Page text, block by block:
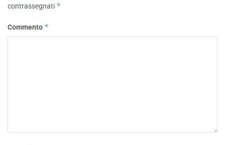
contrassegnati *
Commento *